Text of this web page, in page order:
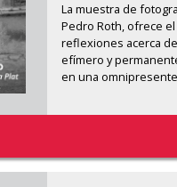
La muestra de
Pedro Roth, ofrece
reflexiones acerca
efímero y
en una